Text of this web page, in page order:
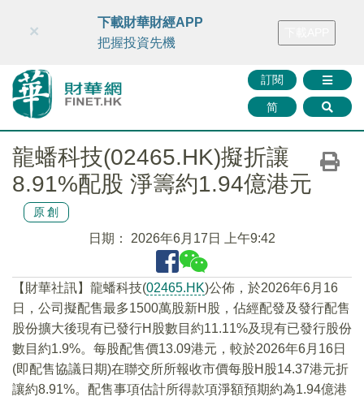
財華智庫網 FINTV FINMETA 財華證券 媒體矩陣
訂閱
简
×
下載財華財經APP
把握投資先機
龍蟠科技(02465.HK)擬折讓
8.91%配股 淨籌約1.94億港元
原創
日期： 2026年6月17日 上午9:42
【財華社訊】龍蟠科技(02465.HK)公佈，於2026年6月16
日，公司擬配售最多1500萬股新H股，佔經配發及發行配售
股份擴大後現有已發行H股數目約11.11%及現有已發行股份
數目約1.9%。每股配售價13.09港元，較於2026年6月16日
(即配售協議日期)在聯交所所報收市價每股H股14.37港元折
讓約8.91%。配售事項估計所得款項淨額預期約為1.94億港